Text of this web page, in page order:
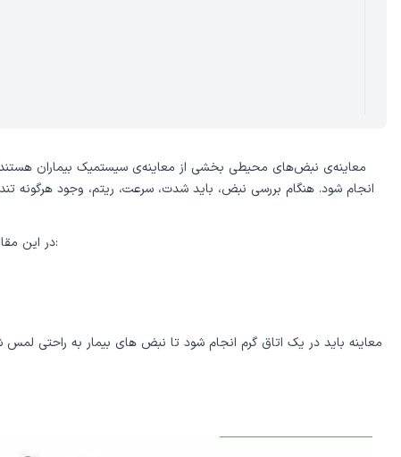
معاینه‌ی نبض‌های محیطی بخشی از معاینه‌ی سیستمیک بیماران
انجام شود. هنگام بررسی نبض، باید شدت، سرعت، ریتم، وجود هرگونه
در این مقاله، درباره‌ی معاینه‌ی نبض‌ها، به عنوان بخشی از معاینه‌ قلبی عروقی می‌پردازیم. موضوعاتی که در این مقاله به آن‌ها اشاره می‌کنیم، شامل موارد زیر هستند:
معاینه باید در یک اتاق گرم انجام شود تا نبض های بیمار به